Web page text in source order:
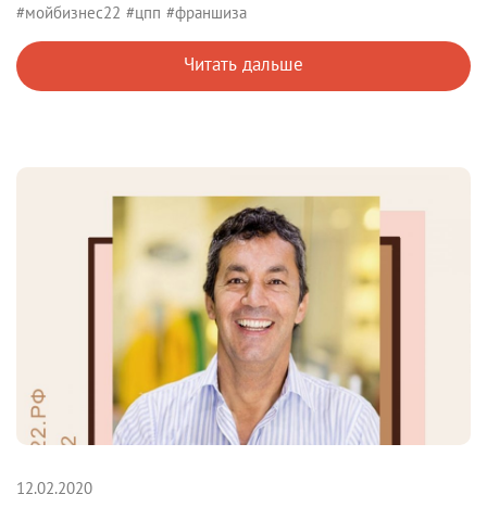
#мойбизнес22 #цпп #франшиза
Читать дальше
12.02.2020